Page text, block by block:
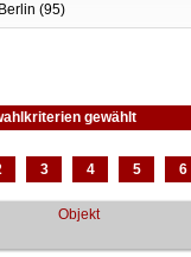
Berlin (95)
gewählt
3 4 5 6
Objekt